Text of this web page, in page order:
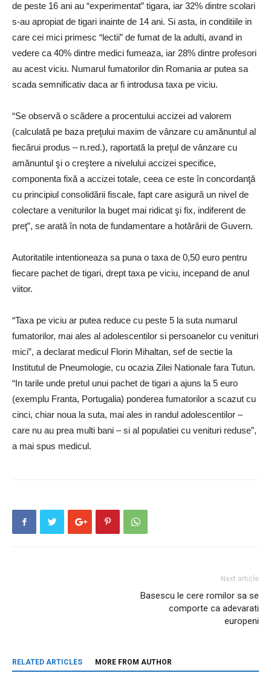
de peste 16 ani au “experimentat” tigara, iar 32% dintre scolari
s-au apropiat de tigari inainte de 14 ani. Si asta, in conditiile in
care cei mici primesc “lectii” de fumat de la adulti, avand in
vedere ca 40% dintre medici fumeaza, iar 28% dintre profesori
au acest viciu. Numarul fumatorilor din Romania ar putea sa
scada semnificativ daca ar fi introdusa taxa pe viciu.
“Se observă o scădere a procentului accizei ad valorem
(calculată pe baza preţului maxim de vânzare cu amănuntul al
fiecărui produs – n.red.), raportată la preţul de vânzare cu
amănuntul şi o creştere a nivelului accizei specifice,
componenta fixă a accizei totale, ceea ce este în concordanţă
cu principiul consolidării fiscale, fapt care asigură un nivel de
colectare a veniturilor la buget mai ridicat şi fix, indiferent de
preţ”, se arată în nota de fundamentare a hotărârii de Guvern.
Autoritatile intentioneaza sa puna o taxa de 0,50 euro pentru
fiecare pachet de tigari, drept taxa pe viciu, incepand de anul
viitor.
“Taxa pe viciu ar putea reduce cu peste 5 la suta numarul
fumatorilor, mai ales al adolescentilor si persoanelor cu venituri
mici”, a declarat medicul Florin Mihaltan, sef de sectie la
Institutul de Pneumologie, cu ocazia Zilei Nationale fara Tutun.
“In tarile unde pretul unui pachet de tigari a ajuns la 5 euro
(exemplu Franta, Portugalia) ponderea fumatorilor a scazut cu
cinci, chiar noua la suta, mai ales in randul adolescentilor –
care nu au prea multi bani – si al populatiei cu venituri reduse”,
a mai spus medicul.
Next article
Basescu le cere romilor sa se
comporte ca adevarati
europeni
RELATED ARTICLES MORE FROM AUTHOR